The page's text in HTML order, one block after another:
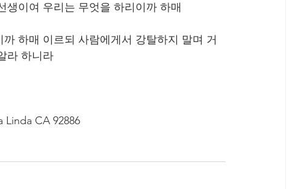
생이여 우리는 무엇을 하리이까 하매
하매 이르되 사람에게서 강탈하지 말며 거
라 하니라
Linda CA 92886